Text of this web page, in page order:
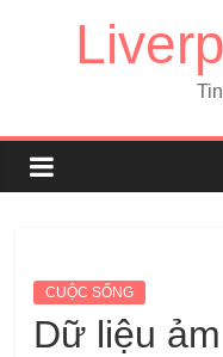
CUỘC SỐNG
Dữ liệu